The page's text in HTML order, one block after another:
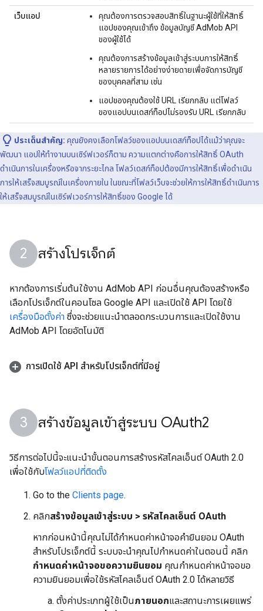
เว็บแอป
คุณต้องการตรวจสอบสิทธิ์ในฐานะผู้ใช้ที่ให้สิทธิ์
แอปของคุณเข้าถึง ข้อมูลบัญชี AdMob API
ของผู้ใช้ได้
คุณต้องการสร้างข้อมูลเข้าสู่ระบบการให้สิทธิ์
หลายรายการได้อย่างง่ายดายเพื่อจัดการบัญชี
ของบุคคลที่สาม เช่น
แอปของคุณต้องใช้ URL เรียกกลับ แต่โฟลว์
ของแอปบนเดสก์ท็อปไม่รองรับ URL เรียกกลับ
ประเด็นสำคัญ: คุณยังคงเลือกโฟลว์ของแอปบนเดสก์ท็อปได้แม้ว่าคุณจะ
พัฒนา แอปให้ทำงานบนเซิร์ฟเวอร์ก็ตาม ความแตกต่างคือการให้สิทธิ์ OAuth
ดำเนินการในเครื่องหรือจากระยะไกล โฟลว์เดสก์ท็อปต้องมีการให้สิทธิ์เพื่อดำเนิน
การให้เสร็จสมบูรณ์ในเครื่องภายใน ในขณะที่โฟลว์เว็บจะช่วยให้การให้สิทธิ์ดำเนินการ
ให้เสร็จสมบูรณ์ในเซิร์ฟเวอร์การให้สิทธิ์ของ Google ได้
สร้างโปรเจ็กต์
หากต้องการเริ่มต้นใช้งาน AdMob API ก่อนอื่นคุณต้องสร้างหรือ
เลือกโปรเจ็กต์ในคอนโซล Google API และเปิดใช้ API โดยใช้
เครื่องมือตั้งค่า ซึ่งจะช่วยแนะนําตลอดกระบวนการและเปิดใช้งาน
AdMob API โดยอัตโนมัติ
การเปิดใช้ API สำหรับโปรเจ็กต์ที่มีอยู่
สร้างข้อมูลเข้าสู่ระบบ OAuth2
วิธีการต่อไปนี้จะแนะนำขั้นตอนการสร้างรหัสไคลเอ็นต์ OAuth 2.0
เพื่อใช้กับโฟลว์แอปที่ติดตั้ง
Go to the Clients page.
คลิกสร้างข้อมูลเข้าสู่ระบบ > รหัสไคลเอ็นต์ OAuth
หากก่อนหน้านี้คุณไม่ได้กำหนดค่าหน้าจอคำยินยอม OAuth
สำหรับโปรเจ็กต์นี้ ระบบจะนำคุณไปกำหนดค่าในตอนนี้ คลิก
กำหนดค่าหน้าจอขอความยินยอม คุณกำหนดค่าหน้าจอขอ
ความยินยอมเพื่อใช้รหัสไคลเอ็นต์ OAuth 2.0 ได้หลายวิธี
ตั้งค่าประเภทผู้ใช้เป็นภายนอกและสถานะการเผยแพร่